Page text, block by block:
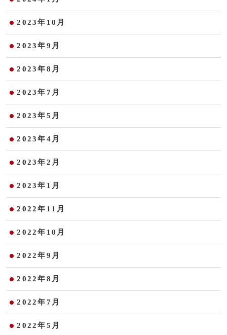
2023年10月
2023年9月
2023年8月
2023年7月
2023年5月
2023年4月
2023年2月
2023年1月
2022年11月
2022年10月
2022年9月
2022年8月
2022年7月
2022年5月